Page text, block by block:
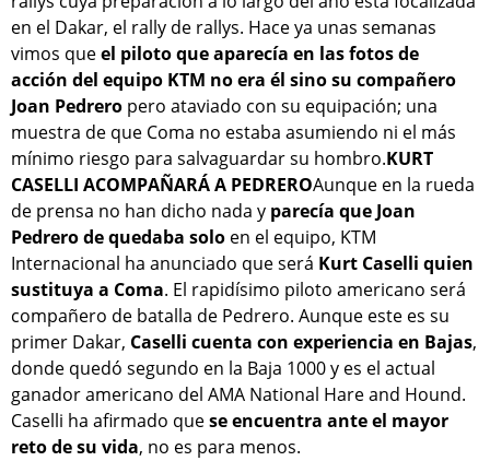
en el Dakar, el rally de rallys. Hace ya unas semanas
vimos queel piloto que aparecía en las fotos de
acción del equipo KTM no era él sino su compañero
Joan Pedrero pero ataviado con su equipación; una
muestra de que Coma no estaba asumiendo ni el más
mínimo riesgo para salvaguardar su hombro.KURT
CASELLI ACOMPAÑARÁ A PEDREROAunque en la rueda
de prensa no han dicho nada y parecía que Joan
Pedrero de quedaba solo en el equipo, KTM
Internacional ha anunciado que será Kurt Caselli quien
sustituya a Coma. El rapidísimo piloto americano será
compañero de batalla de Pedrero. Aunque este es su
primer Dakar, Caselli cuenta con experiencia en Bajas,
donde quedó segundo en la Baja 1000 y es el actual
ganador americano del AMA National Hare and Hound.
Caselli ha afirmado quese encuentra ante el mayor
reto de su vida, no es para menos.